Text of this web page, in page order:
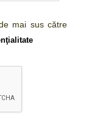
mai sus către